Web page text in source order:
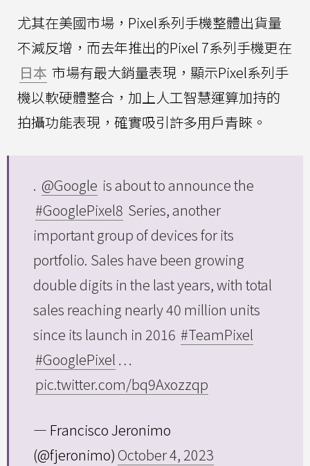
尤其在美國市場，Pixel系列手機整體出貨量
不減反增，而去年推出的Pixel 7系列手機更在
日本 市場有最大銷量表現，顯示Pixel系列手
機以軟硬體整合，加上人工智慧運算加持的
拍攝功能表現，確實吸引許多用戶青睞。
. @Google is about to announce the
#GooglePixel8 Series, another
important group of devices for its
portfolio. Sales have been growing
double digits in the last years, with total
sales reaching nearly 40 million units
since its launch in 2016 #TeamPixel
#GooglePixel …
pic.twitter.com/bq9Axozzqp
— Francisco Jeronimo
(@fjeronimo)October 4, 2023